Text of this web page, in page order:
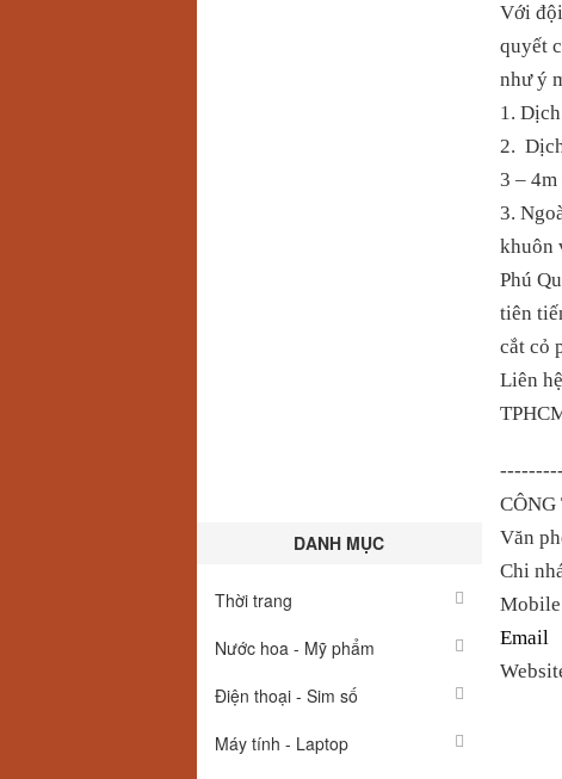
DANH MỤC
Thời trang
Nước hoa - Mỹ phẩm
Điện thoại - Sim số
Máy tính - Laptop
Với
quyết
như ý
1.
2.
3 –
3.
khuôn
Phú
tiên
cắt cỏ
Liên
Văn
Chi